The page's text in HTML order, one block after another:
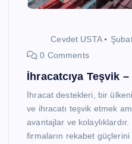
Cevdet USTA
0 Comments
İhracatcıya Teşvik
İhracat destekleri, bir
ve ihracatı teşvik etmek
avantajlar ve
firmaların rekabet güçlerini